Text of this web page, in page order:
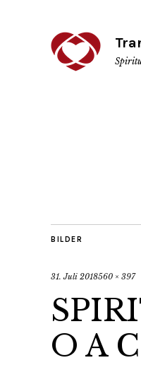
BILDER
31. Juli 2018560 × 397
O A